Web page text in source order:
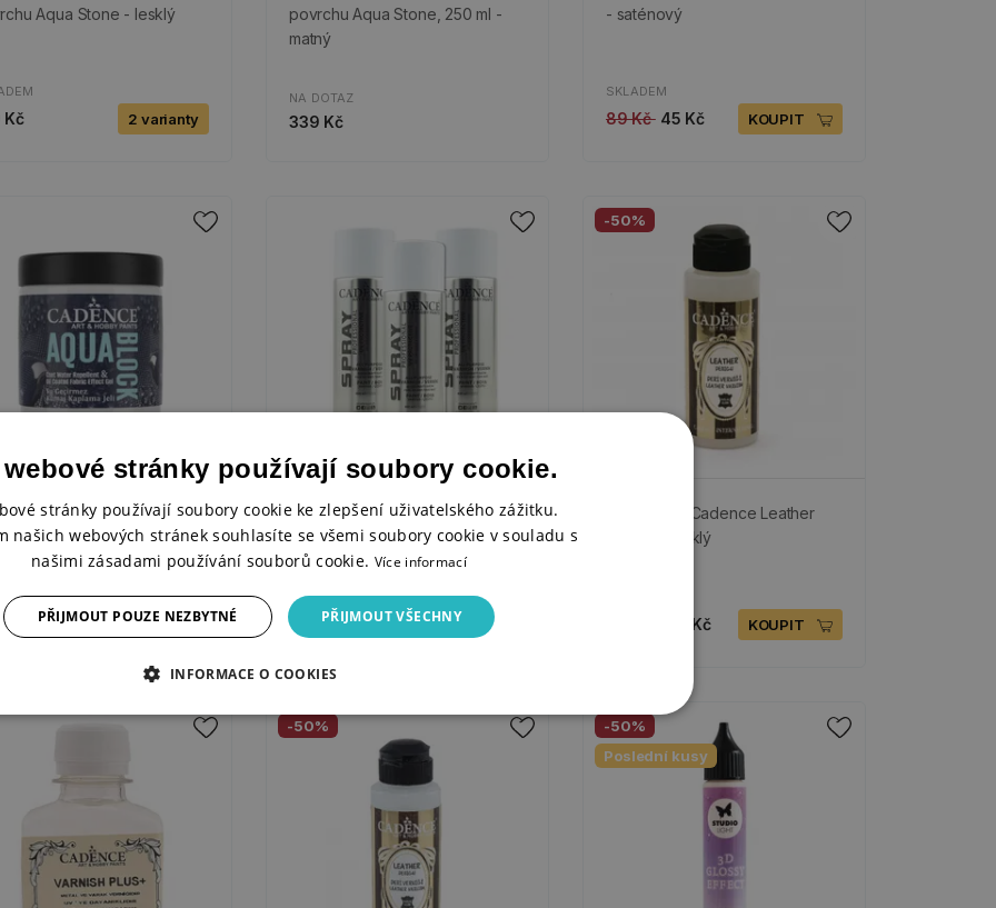
Aqua Stone - lesklý
Kč 2 varianty
povrchu Aqua Stone, 250 ml -
matný
NA DOTAZ
339 Kč
- saténový
SKLADEM
89 Kč 45 Kč KOUPIT
gel na textil Aqua
250 ml
Kč KOUPIT
Dokončovací lak ve spreji
Cadence, 400 ml
SKLADEM
219 Kč 3 varianty
-50%
Lak na kůži Cadence Leather
Design - lesklý
95 Kč KOUPIT
-50%
-50%
Poslední kusy
stránky používají soubory cookie.
stránky používají soubory cookie ke zlepšení uživatelského zážitku.
našich webových stránek souhlasíte se všemi soubory cookie v souladu s
našimi zásadami používání souborů cookie. Více informací
PŘIJMOUT VŠECHNY
PŘIJMOUT POUZE NEZBYTNÉ
INFORMACE O COOKIES